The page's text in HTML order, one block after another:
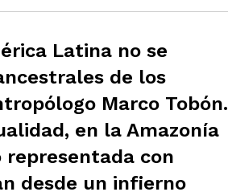
Latina no se
de los
Marco Tobón.
en la Amazonía
representada con
desde un infierno